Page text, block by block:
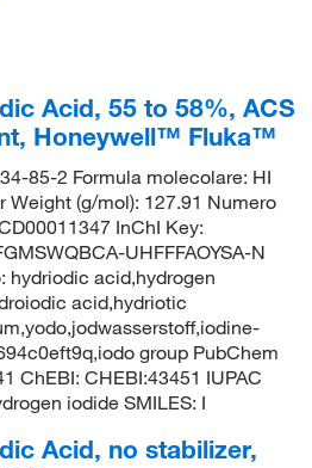
Acid, 55 to 58%, ACS
Honeywell™ Fluka™
85-2 Formula molecolare: HI
Weight (g/mol): 127.91 Numero
InChI Key:
UHFFFAOYSA-N
hydriodic acid,hydrogen
acid,hydriotic
group PubChem
ChEBI: CHEBI:43451 IUPAC
iodide SMILES: I
Acid, no stabilizer,